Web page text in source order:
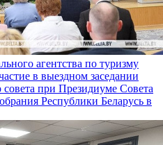
агентства по туризму
в выездном заседании
совета при Президиуме Совета
Республики Беларусь в